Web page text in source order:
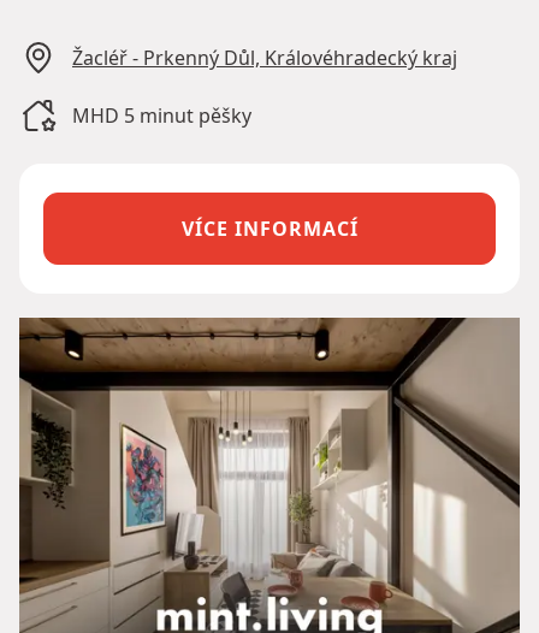
Žacléř - Prkenný Důl, Královéhradecký kraj
MHD 5 minut pěšky
VÍCE INFORMACÍ